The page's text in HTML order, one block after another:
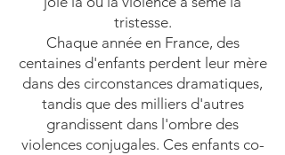
tristesse.
Chaque année en France, des
centaines d'enfants perdent leur mère
dans des circonstances dramatiques,
tandis que des milliers d'autres
grandissent dans l'ombre des
violences conjugales. Ces enfants co-